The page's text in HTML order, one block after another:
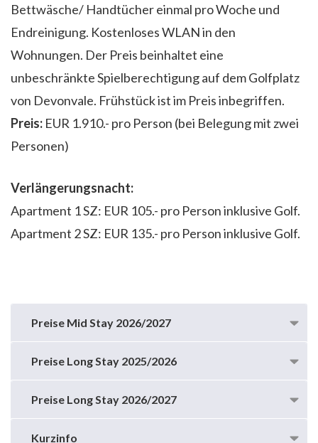
Preise Mid Stay 2026/2027
Preise Long Stay 2025/2026
Preise Long Stay 2026/2027
Kurzinfo
Bettwäsche/ Handtücher einmal pro Woche und
Endreinigung. Kostenloses WLAN in den
Wohnungen. Der Preis beinhaltet eine
unbeschränkte Spielberechtigung auf dem Golfplatz
von Devonvale. Frühstück ist im Preis inbegriffen.
Preis: EUR 1.910.- pro Person (bei Belegung mit zwei
Personen)
Verlängerungsnacht:
Apartment 1 SZ: EUR 105.- pro Person inklusive Golf.
Apartment 2 SZ: EUR 135.- pro Person inklusive Golf.